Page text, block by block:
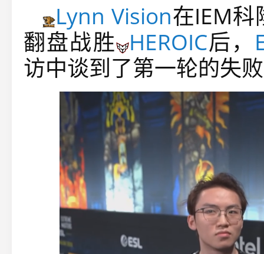
Lynn Vision在IEM
翻盘战胜 HEROIC后，
访中谈到了第一轮的失